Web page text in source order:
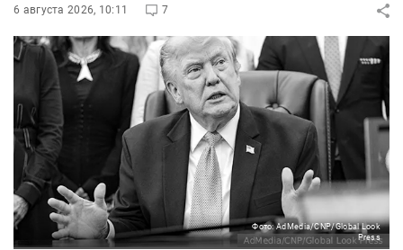
6 августа 2026, 10:11 7
Фото: AdMedia/CNP/Global Look
Press